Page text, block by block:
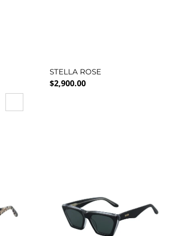
BLUEMIRROR
STELLA ROSE
Precio normal
$2,900.00